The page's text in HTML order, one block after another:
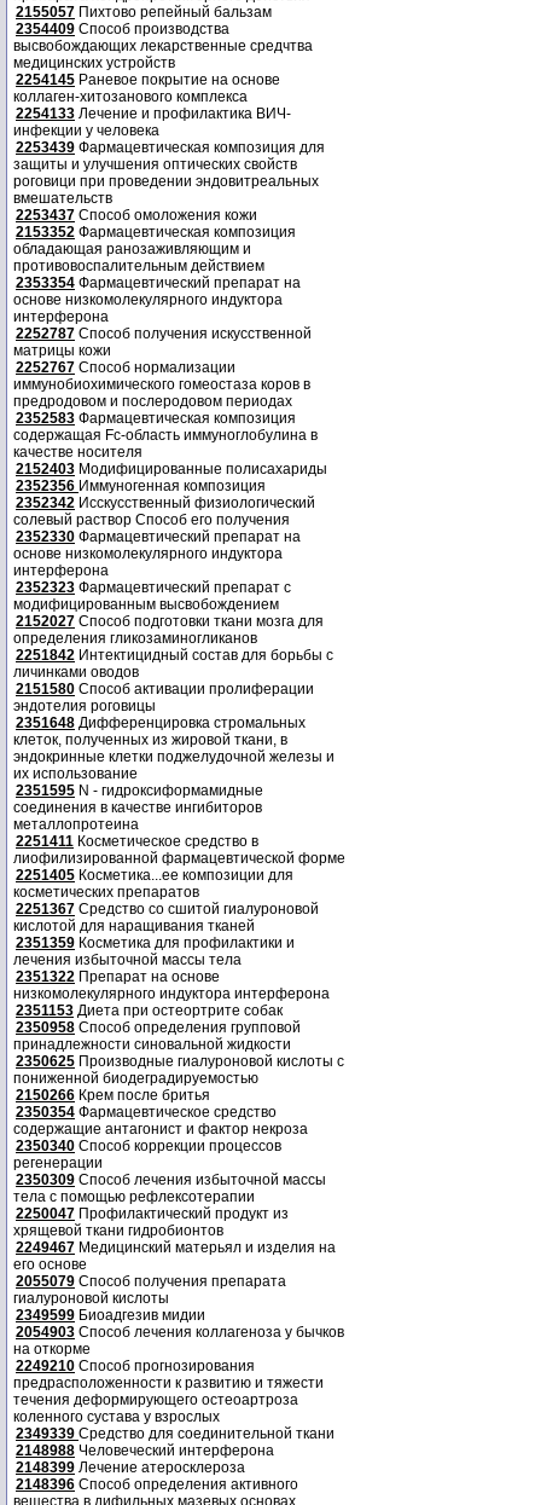
2155057 Пихтово репейный бальзам
2354409 Способ производства
высвобождающих лекарственные средчтва
медицинских устройств
2254145 Раневое покрытие на основе
коллаген-хитозанового комплекса
2254133 Лечение и профилактика ВИЧ-
инфекции у человека
2253439 Фармацевтическая композиция для
защиты и улучшения оптических свойств
роговици при проведении эндовитреальных
вмешательств
2253437 Способ омоложения кожи
2153352 Фармацевтическая композиция
обладающая ранозаживляющим и
противовоспалительным действием
2353354 Фармацевтический препарат на
основе низкомолекулярного индуктора
интерферона
2252787 Способ получения искусственной
матрицы кожи
2252767 Способ нормализации
иммунобиохимического гомеостаза коров в
предродовом и послеродовом периодах
2352583 Фармацевтическая композиция
содержащая Fc-область иммуноглобулина в
качестве носителя
2152403 Модифицированные полисахариды
2352356 Иммуногенная композиция
2352342 Исскусственный физиологический
солевый раствор Способ его получения
2352330 Фармацевтический препарат на
основе низкомолекулярного индуктора
интерферона
2352323 Фармацевтический препарат с
модифицированным высвобождением
2152027 Способ подготовки ткани мозга для
определения гликозаминогликанов
2251842 Интектицидный состав для борьбы с
личинками оводов
2151580 Способ активации пролиферации
эндотелия роговицы
2351648 Дифференцировка стромальных
клеток, полученных из жировой ткани, в
эндокринные клетки поджелудочной железы и
их использование
2351595 N - гидроксиформамидные
соединения в качестве ингибиторов
металлопротеина
2251411 Косметическое средство в
лиофилизированной фармацевтической форме
2251405 Косметика...ее композиции для
косметических препаратов
2251367 Средство со сшитой гиалуроновой
кислотой для наращивания тканей
2351359 Косметика для профилактики и
лечения избыточной массы тела
2351322 Препарат на основе
низкомолекулярного индуктора интерферона
2351153 Диета при остеортрите собак
2350958 Способ определения групповой
принадлежности синовальной жидкости
2350625 Производные гиалуроновой кислоты с
пониженной биодеградируемостью
2150266 Крем после бритья
2350354 Фармацевтическое средство
содержащие антагонист и фактор некроза
2350340 Способ коррекции процессов
регенерации
2350309 Способ лечения избыточной массы
тела с помощью рефлексотерапии
2250047 Профилактический продукт из
хрящевой ткани гидробионтов
2249467 Медицинский матерьял и изделия на
его основе
2055079 Способ получения препарата
гиалуроновой кислоты
2349599 Биоадгезив мидии
2054903 Способ лечения коллагеноза у бычков
на откорме
2249210 Способ прогнозирования
предрасположенности к развитию и тяжести
течения деформирующего остеоартроза
коленного сустава у взрослых
2349339 Средство для соединительной ткани
2148988 Человеческий интерферона
2148399 Лечение атеросклероза
2148396 Способ определения активного
вещества в дифильных мазевых основах